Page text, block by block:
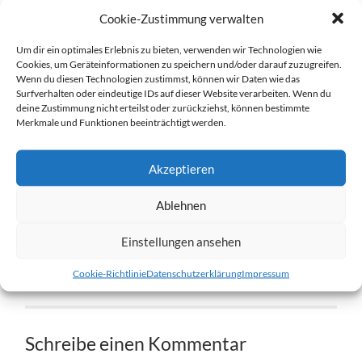
Cookie-Zustimmung verwalten
Um dir ein optimales Erlebnis zu bieten, verwenden wir Technologien wie
Cookies, um Geräteinformationen zu speichern und/oder darauf zuzugreifen.
Wenn du diesen Technologien zustimmst, können wir Daten wie das
Surfverhalten oder eindeutige IDs auf dieser Website verarbeiten. Wenn du
deine Zustimmung nicht erteilst oder zurückziehst, können bestimmte
Merkmale und Funktionen beeinträchtigt werden.
Akzeptieren
Ablehnen
Einstellungen ansehen
Cookie-RichtlinieDatenschutzerklärungImpressum
1204x1204 PX
Nächster»
Schreibe einen Kommentar